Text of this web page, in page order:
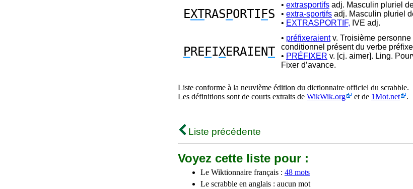
EXTRASPORTI FS
• extrasportifs adj. Masculin pluriel
• extra-sportifs adj. Masculin pluriel
• EXTRASPORTIF, IVE adj.
PRE FIXERAIENT
• préfixeraientv. Troisième personne
conditionnel présent du verbe
• PRÉFIXER v. [cj. aimer]. Ling.
Fixer d’avance.
Liste conforme à la neuvième édition du dictionnaire officiel du scrabble.
Les définitions sont de courts extraits de WikWik.org et de 1Mot.net .
Liste précédente
Voyez cette liste pour :
Le Wiktionnaire français : 48 mots
Le scrabble en anglais : aucun mot